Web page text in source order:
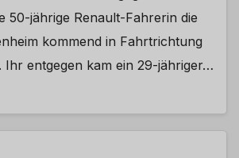
50-jährige Renault-Fahrerin die
kommend in Fahrtrichtung
Ihr entgegen kam ein 29-jähriger…